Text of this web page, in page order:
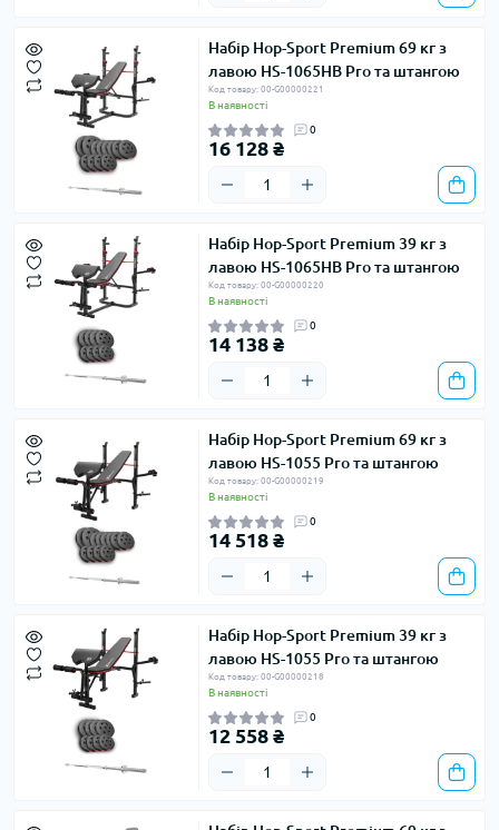
Набір Hop-Sport Premium 69 кг з
лавою HS-1065HB Pro та штангою
Код товару: 00-G00000221
В наявності
0
16 128 ₴
Набір Hop-Sport Premium 39 кг з
лавою HS-1065HB Pro та штангою
Код товару: 00-G00000220
В наявності
0
14 138 ₴
Набір Hop-Sport Premium 69 кг з
лавою HS-1055 Pro та штангою
Код товару: 00-G00000219
В наявності
0
14 518 ₴
Набір Hop-Sport Premium 39 кг з
лавою HS-1055 Pro та штангою
Код товару: 00-G00000218
В наявності
0
12 558 ₴